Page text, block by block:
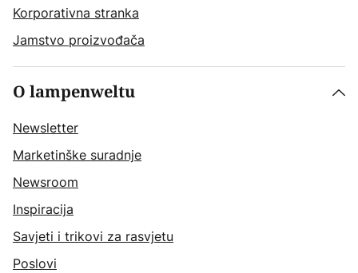
Korporativna stranka
Jamstvo proizvođača
O lampenweltu
Newsletter
Marketinške suradnje
Newsroom
Inspiracija
Savjeti i trikovi za rasvjetu
Poslovi